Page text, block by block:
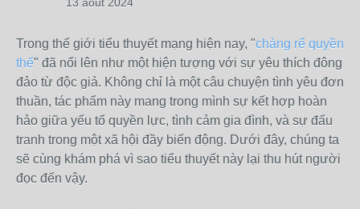
Trong thế giới tiểu thuyết mạng hiện nay, "chàng rể quyền
thế" đã nổi lên như một hiện tượng với sự yêu thích đông
đảo từ độc giả. Không chỉ là một câu chuyện tình yêu đơn
thuần, tác phẩm này mang trong mình sự kết hợp hoàn
hảo giữa yếu tố quyền lực, tình cảm gia đình, và sự đấu
tranh trong một xã hội đầy biến động. Dưới đây, chúng ta
sẽ cùng khám phá vì sao tiểu thuyết này lại thu hút người
đọc đến vậy.